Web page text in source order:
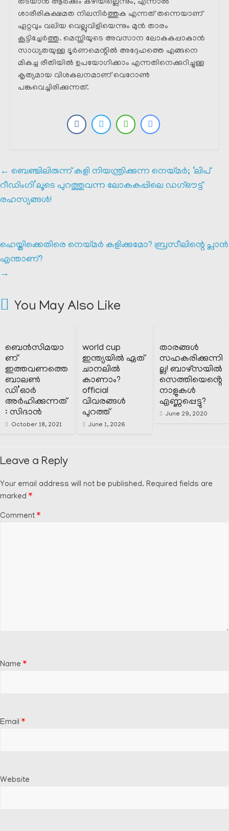
തടയാൻ ആർക്കും കഴിയില്ലെന്നും, എന്നാൽ
ശാരീരികക്ഷമത നിലനിർത്തുക എന്നത് തന്നെയാണ്
ഏറ്റവും വലിയ വെല്ലുവിളിയെന്നും മുൻ താരം
കൂട്ടിച്ചേർത്തു. മെസ്സിയുടെ അവസാന ലോകകപ്പാകാൻ
സാധ്യതയുള്ള ടൂർണമെന്റിൽ അദ്ദേഹത്തെ എങ്ങനെ
മികച്ച രീതിയിൽ ഉപയോഗിക്കാം എന്നതിനെക്കുറിച്ചുള്ള
കൃത്യമായ വിശകലനമാണ് വെറോൺ
പങ്കുവെച്ചിരിക്കുന്നത്.
← ബെഞ്ചിലിരുന്ന് കളി നിയന്ത്രിക്കുന്ന നെയ്മർ; ‘ലിപ്
റീഡിംഗി’ലൂടെ പുറത്തുവന്ന ലോകകപ്പിലെ ഡഗ്ഔട്ട്
രഹസ്യങ്ങൾ!
ഹെയ്തിക്കെതിരെ നെയ്മർ കളിക്കുമോ? ബ്രസീലിന്റെ പ്ലാൻ
എന്താണ്?
→
You May Also Like
ബെൻസിമയാ
ണ്
ഇത്തവണത്തെ
ബാലൺ
ഡി’ഓർ
അർഹിക്കുന്നത്
: സിദാൻ
October 18, 2021
world cup
ഇന്ത്യയിൽ ഏത്
ചാനലിൽ
കാണാം?
official
വിവരങ്ങൾ
പുറത്ത്
June 1, 2026
താരങ്ങൾ
സഹകരിക്കുന്നി
ല്ല! ബാഴ്സയിൽ
സെത്തിയെൻ്റെ
നാളുകൾ
എണ്ണപ്പെട്ടു?
June 29, 2020
Leave a Reply
Your email address will not be published. Required fields are
marked *
Comment *
Name *
Email *
Website